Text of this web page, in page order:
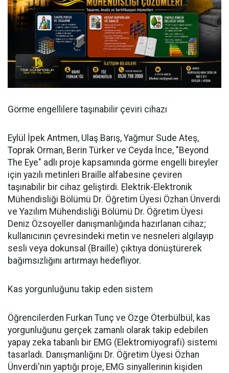
Görme engellilere taşınabilir çeviri cihazı
Eylül İpek Antmen, Ulaş Barış, Yağmur Sude Ateş,
Toprak Orman, Berin Türker ve Ceyda İnce, "Beyond
The Eye" adlı proje kapsamında görme engelli bireyler
için yazılı metinleri Braille alfabesine çeviren
taşınabilir bir cihaz geliştirdi. Elektrik-Elektronik
Mühendisliği Bölümü Dr. Öğretim Üyesi Özhan Ünverdi
ve Yazılım Mühendisliği Bölümü Dr. Öğretim Üyesi
Deniz Özsoyeller danışmanlığında hazırlanan cihaz;
kullanıcının çevresindeki metin ve nesneleri algılayıp
sesli veya dokunsal (Braille) çıktıya dönüştürerek
bağımsızlığını artırmayı hedefliyor.
Kas yorgunluğunu takip eden sistem
Öğrencilerden Furkan Tunç ve Özge Öterbülbül, kas
yorgunluğunu gerçek zamanlı olarak takip edebilen
yapay zeka tabanlı bir EMG (Elektromiyografi) sistemi
tasarladı. Danışmanlığını Dr. Öğretim Üyesi Özhan
Ünverdi'nin yaptığı proje, EMG sinyallerinin kişiden